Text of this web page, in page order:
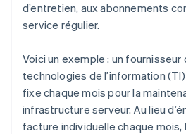
d’entretien, aux abonnements
service régulier.
Voici un exemple : un fournisseur
technologies de l’information
fixe chaque mois pour la
infrastructure serveur. Au lieu
facture individuelle chaque mois,